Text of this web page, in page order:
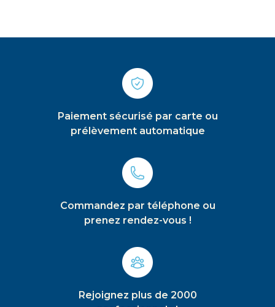
Paiement sécurisé par carte ou
prélèvement automatique
Commandez par téléphone ou
prenez rendez-vous !
Rejoignez plus de 2000